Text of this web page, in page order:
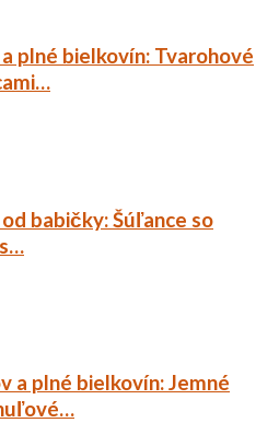
plné bielkovín: Tvarohové
babičky: Šúľance so
a plné bielkovín: Jemné